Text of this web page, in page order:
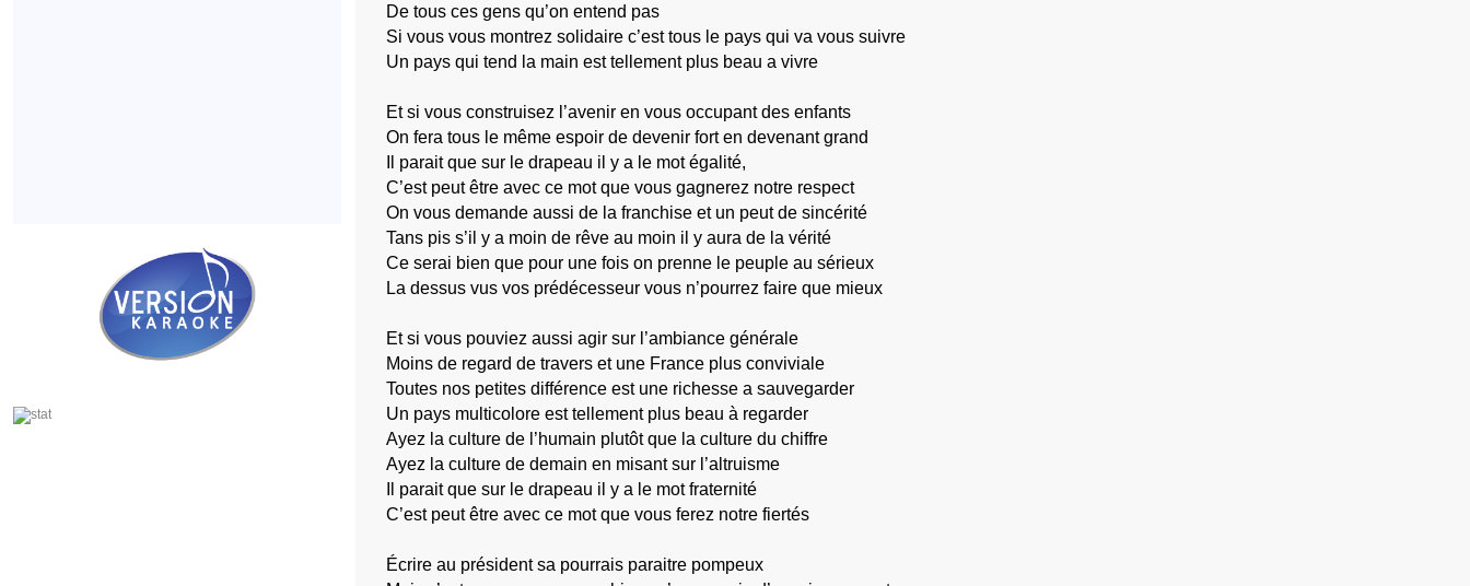
De tous ces gens qu’on entend pas
Si vous vous montrez solidaire c’est tous le pays qui va vous suivre
Un pays qui tend la main est tellement plus beau a vivre
Et si vous construisez l’avenir en vous occupant des enfants
On fera tous le même espoir de devenir fort en devenant grand
Il parait que sur le drapeau il y a le mot égalité,
C’est peut être avec ce mot que vous gagnerez notre respect
On vous demande aussi de la franchise et un peut de sincérité
Tans pis s’il y a moin de rêve au moin il y aura de la vérité
Ce serai bien que pour une fois on prenne le peuple au sérieux
La dessus vus vos prédécesseur vous n’pourrez faire que mieux
Et si vous pouviez aussi agir sur l’ambiance générale
Moins de regard de travers et une France plus conviviale
Toutes nos petites différence est une richesse a sauvegarder
Un pays multicolore est tellement plus beau à regarder
Ayez la culture de l’humain plutôt que la culture du chiffre
Ayez la culture de demain en misant sur l’altruisme
Il parait que sur le drapeau il y a le mot fraternité
C’est peut être avec ce mot que vous ferez notre fiertés
Écrire au président sa pourrais paraitre pompeux